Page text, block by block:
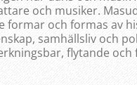
och musiker.
formar och formas av
samhällsliv och
flytande